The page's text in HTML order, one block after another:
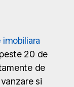
imobiliara
20 de
de
si